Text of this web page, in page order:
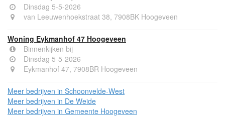
Dinsdag 5-5-2026
van Leeuwenhoekstraat 38, 7908BK Hoogeveen
Woning Eykmanhof 47 Hoogeveen
Binnenkijken bij
Dinsdag 5-5-2026
Eykmanhof 47, 7908BR Hoogeveen
Meer bedrijven in Schoonvelde-West
Meer bedrijven in De Weide
Meer bedrijven in Gemeente Hoogeveen